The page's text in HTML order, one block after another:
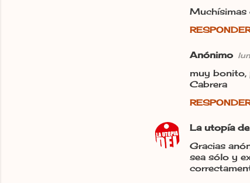
Muchísimas
Anónimo
muy bonito,
Cabrera
La utopía
Gracias
sea sólo y